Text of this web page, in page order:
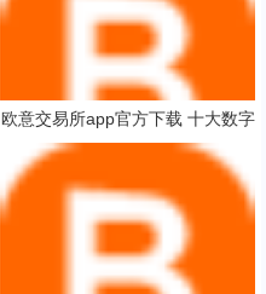
欧意交易所app官方下载 十大数字
货币app下载教程